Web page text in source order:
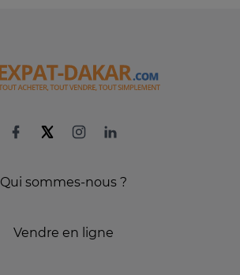
Qui sommes-nous ?
Vendre en ligne